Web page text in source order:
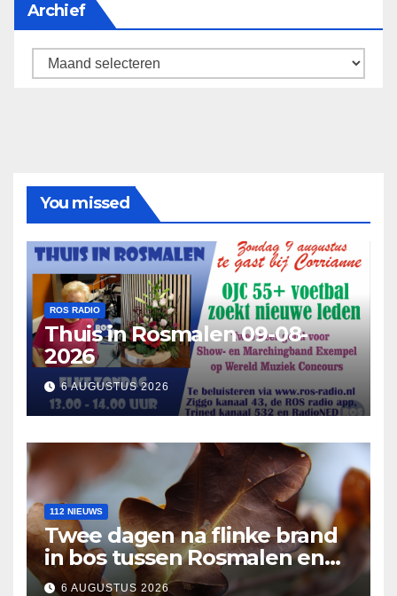
Archief
Archief
You missed
ROS RADIO
Thuis in Rosmalen 09-08-
2026
6 AUGUSTUS 2026
112 NIEUWS
Twee dagen na flinke brand
in bos tussen Rosmalen en
Nuland
6 AUGUSTUS 2026